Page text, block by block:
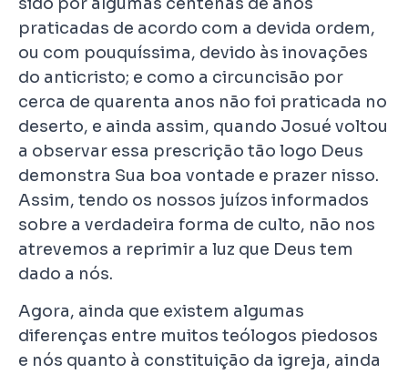
praticadas de acordo com a devida ordem,
ou com pouquíssima, devido às inovações
do anticristo; e como a circuncisão por
cerca de quarenta anos não foi praticada no
deserto, e ainda assim, quando Josué voltou
a observar essa prescrição tão logo Deus
demonstra Sua boa vontade e prazer nisso.
Assim, tendo os nossos juízos informados
sobre a verdadeira forma de culto, não nos
atrevemos a reprimir a luz que Deus tem
dado a nós.
Agora, ainda que existem algumas
diferenças entre muitos teólogos piedosos
e nós quanto à constituição da igreja, ainda